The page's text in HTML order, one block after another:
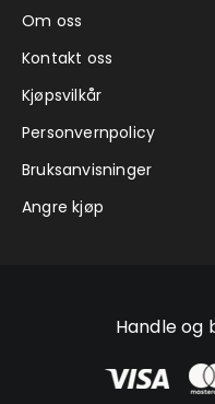
Om oss
Kontakt oss
Kjøpsvilkår
Personvernpolicy
Bruksanvisninger
Angre kjøp
Handle og